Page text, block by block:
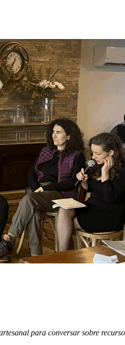
para conversar sobre